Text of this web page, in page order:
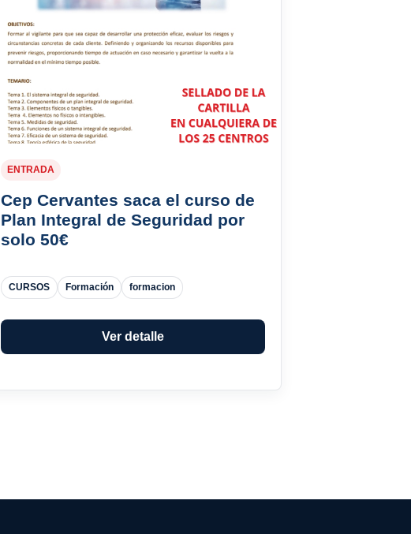
ENTRADA
Cep Cervantes saca el curso de
Plan Integral de Seguridad por
solo 50€
CURSOS Formación formacion
Ver detalle